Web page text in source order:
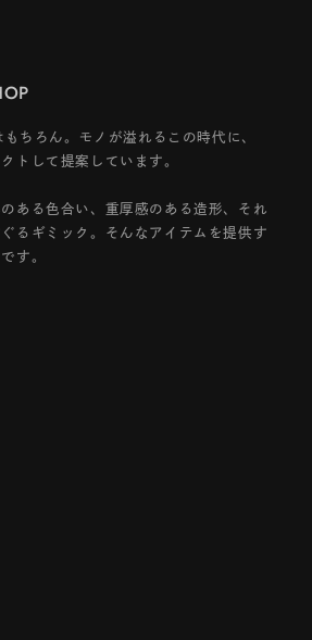
もちろん。モノが溢れるこの時代に、
トして提案しています。
のある色合い、重厚感のある造形、それ
るギミック。そんなアイテムを提供す
す。